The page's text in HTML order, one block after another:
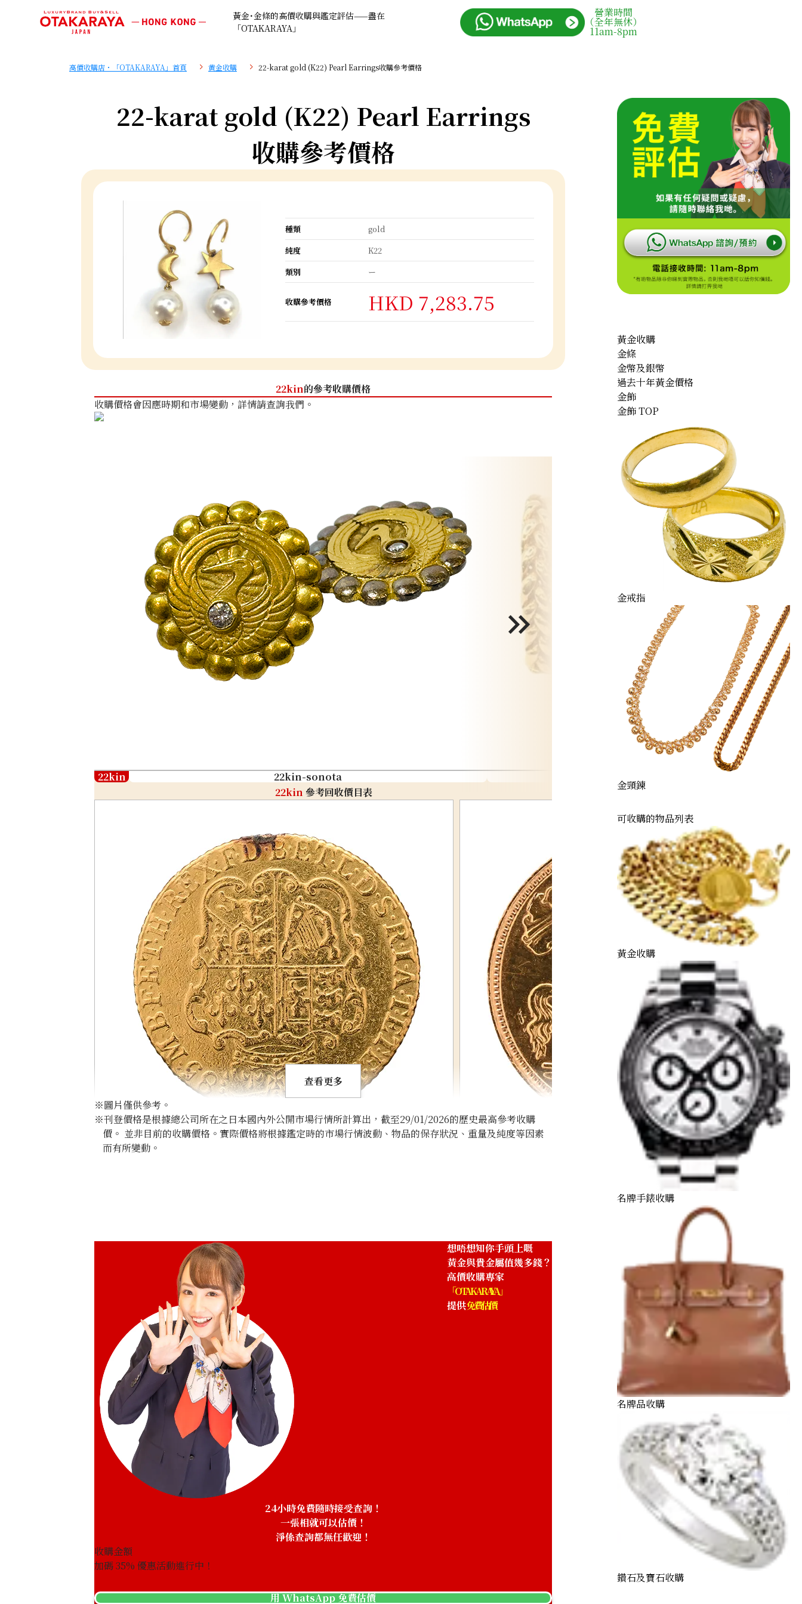
黃金･金條的高價收購與鑑定評估——盡在
「OTAKARAYA」
營業時間
（全年無休）
11am-8pm
高價收購店・「OTAKARAYA」首頁 黄金收購 22-karat gold (K22) Pearl Earrings收購參考價格
22-karat gold (K22) Pearl Earrings
收購參考價格
種類
gold
純度
K22
類別
ー
收購參考價格 HKD 7,283.75
22kin的參考收購價格
收購價格會因應時期和市場變動，詳情請查詢我們。
22kin 22kin-sonota
22kin 參考回收價目表
22K Gold (K22) Elizabeth II Half Sovereign Gold Coin
22K gold (K22) Canada Calgary Olympic gold coin
22K Gold (K22) Canadian 100 Dollar Proof Gold Coin
查看更多
※圖片僅供參考。
※刊登價格是根據總公司所在之日本國內外公開市場行情所計算出，截至29/01/2026的歷史最高參考收購
價。 並非目前的收購價格。實際價格將根據鑑定時的市場行情波動、物品的保存狀況、重量及純度等因素
而有所變動。
想唔想知你手頭上嘅
黃金與貴金屬值幾多錢？
高價收購專家
「OTAKARAYA」
提供免費估價
24小時免費隨時接受查詢！
一張相就可以估價！
淨係查詢都無任歡迎！
收購金額
加碼35% 優惠活動進行中！
用 WhatsApp 免費估價
黃金收購
金條
金幣及銀幣
過去十年黃金價格
金飾
金飾 TOP
金戒指
金頸鍊
可收購的物品列表
黃金收購
名牌手錶收購
名牌品收購
鑽石及寶石收購